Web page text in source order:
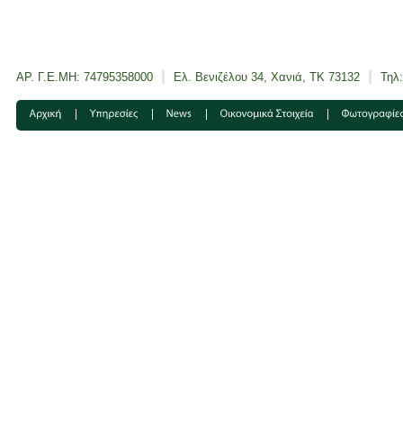
ΑΡ. Γ.Ε.ΜΗ: 74795358000 Ελ. Βενιζέλου 34, Χανιά, ΤΚ 73132